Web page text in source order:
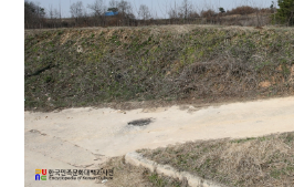
4 이이
5 고향
6 세종
7 꿀벌
단종
9 부활절